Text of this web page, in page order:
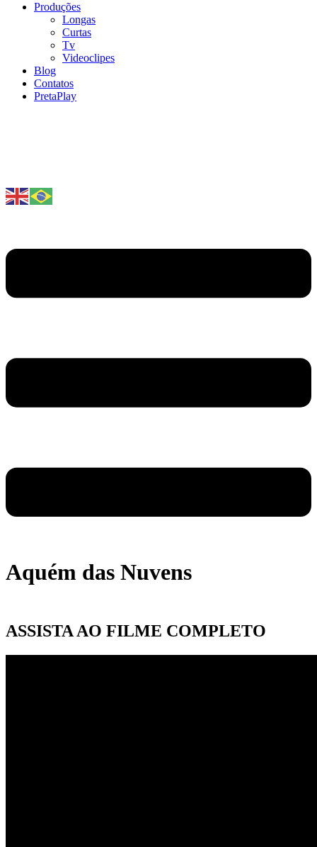
Produções
Longas
Curtas
Tv
Videoclipes
Blog
Contatos
PretaPlay
Aquém das Nuvens
ASSISTA AO FILME COMPLETO